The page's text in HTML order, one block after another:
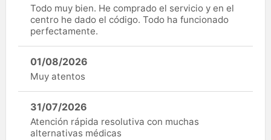
Todo muy bien. He comprado el servicio y en el
centro he dado el código. Todo ha funcionado
perfectamente.
01/08/2026
Muy atentos
31/07/2026
Atención rápida resolutiva con muchas
alternativas médicas